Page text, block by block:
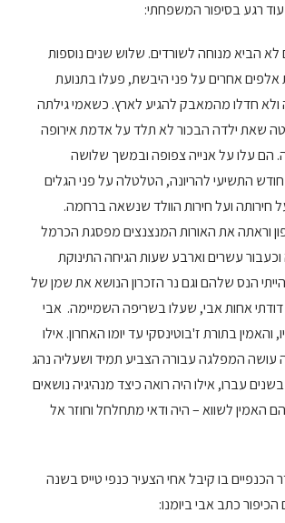
רגע בסיפור המשפחתי:
לא הביא מנוחה לשורדים. שלוש שנים נוספות
אלפים אחרים על פני היבשת, פעלו בתנועת
חדלו מהמאבק להגיע לארץ. כשאמי גילתה
שאת ילדה הבכור לא תלד על אדמת אירופה
הם עלו על אנייה צפופה ובמשך שלושה
התשיעי להריונה, הטלטלה על פני הגלים
חירותה ועל חירות הוולד שנשאה ברחמה.
וראתה את האורות המנצנצים מפסגת הכרמל
וכעבור עשרים וארבע שעות הגיחה התינוקת
הייתי הנס שלהם וגם נר הזכרון הנושא את שמן של
אחות אבי, שעלו בשריפה השמיימה. אבי
והאמין בתורת ז'בוטינסקי עד יומו האחרון. אילו
עושה המפלגה עבורה הצביע תמיד ושעליה נהג
עברו, אילו היה רואה כיצד מנהיגיה נושאים
האמין לשווא – היה ודאי מתחלחל וחוזר אל
בו קיבל אחי הצעיר כנפי טייס בשנה
כתב אבי ביומנו: